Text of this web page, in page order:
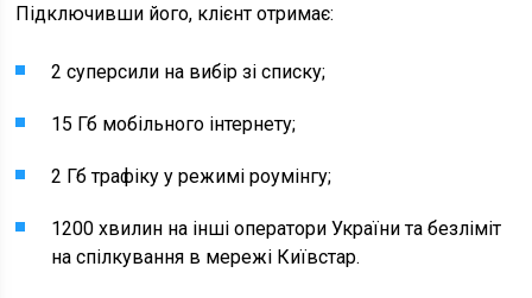
Підключивши його, клієнт отримає:
2 суперсили на вибір зі списку;
15 Гб мобільного інтернету;
2 Гб трафіку у режимі роумінгу;
1200 хвилин на інші оператори України та безліміт
на спілкування в мережі Київстар.